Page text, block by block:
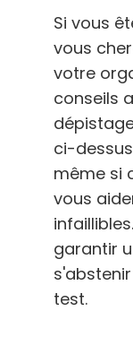
Si vous
vous
votre
conseils
ci-
même si
vous
garantir
test.